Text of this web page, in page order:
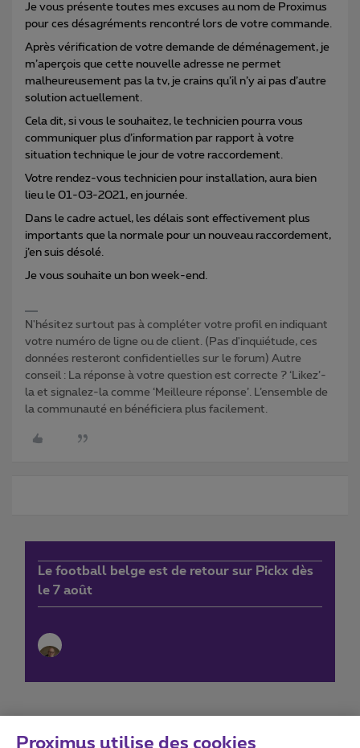
Je vous présente toutes mes excuses au nom de Proximus
pour ces désagréments rencontré lors de votre commande.
Après vérification de votre demande de déménagement, je
m’aperçois que cette nouvelle adresse ne permet
malheureusement pas la tv, je crains qu’il n’y ai pas d’autre
solution actuellement.
Cela dit, si vous le souhaitez, le technicien pourra vous
communiquer plus d’information par rapport à votre
situation technique le jour de votre raccordement.
Votre rendez-vous technicien pour installation, aura bien
lieu le 01-03-2021, en journée.
Dans le cadre actuel, les délais sont effectivement plus
importants que la normale pour un nouveau raccordement,
j’en suis désolé.
Je vous souhaite un bon week-end.
N'hésitez surtout pas à compléter votre profil en indiquant
votre numéro de ligne ou de client. (Pas d'inquiétude, ces
données resteront confidentielles sur le forum) Autre
conseil : La réponse à votre question est correcte ? ‘Likez’-
la et signalez-la comme ‘Meilleure réponse’. L’ensemble de
la communauté en bénéficiera plus facilement.
Le football belge est de retour sur Pickx dès
le 7 août
Proximus utilise des cookies